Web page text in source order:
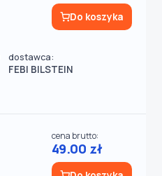
dostawca:
FEBI BILSTEIN
Do koszyka
cena brutto:
49.00 zł